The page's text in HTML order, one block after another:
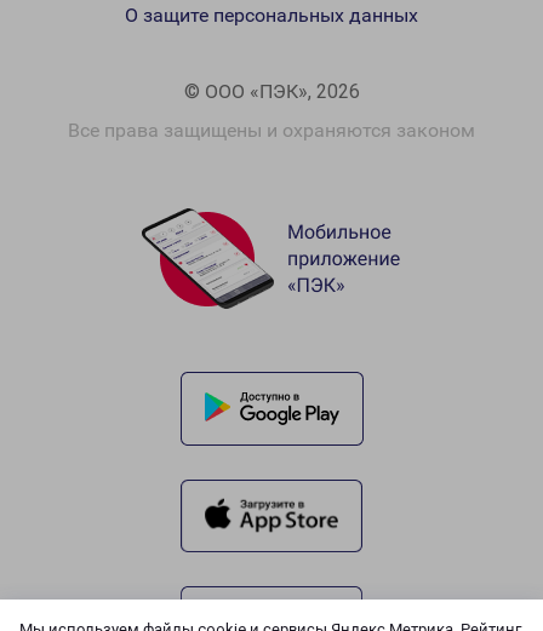
© ООО «ПЭК», 2026
Все права защищены и охраняются законом
О защите персональных данных